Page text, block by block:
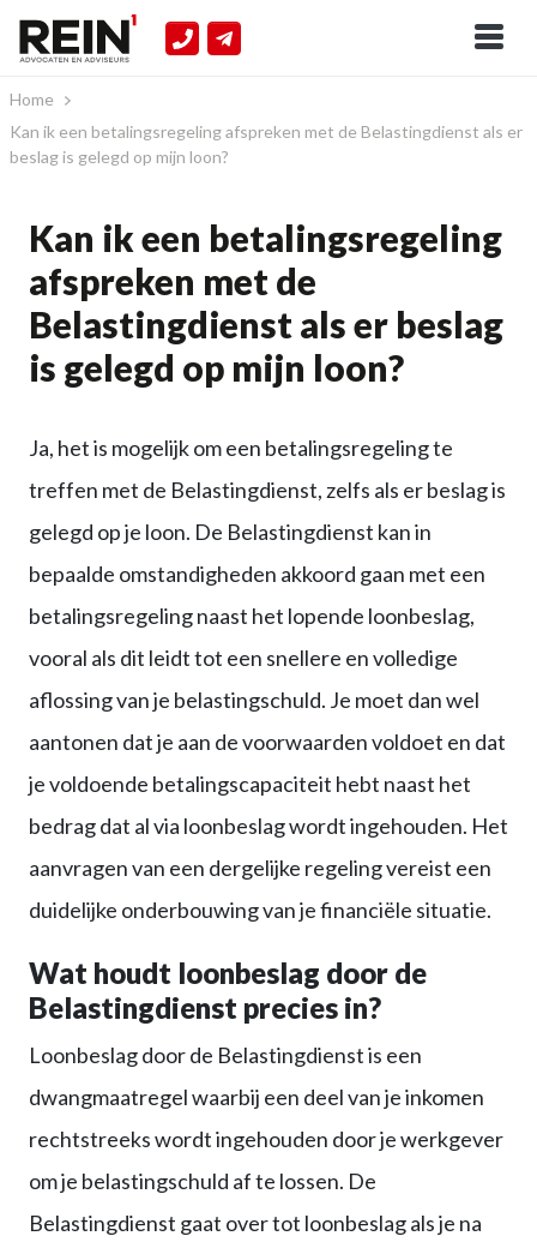
Home
Kan ik een betalingsregeling afspreken met de Belastingdienst als er
beslag is gelegd op mijn loon?
Kan ik een betalingsregeling
afspreken met de
Belastingdienst als er beslag
is gelegd op mijn loon?
Ja, het is mogelijk om een betalingsregeling te
treffen met de Belastingdienst, zelfs als er beslag is
gelegd op je loon. De Belastingdienst kan in
bepaalde omstandigheden akkoord gaan met een
betalingsregeling naast het lopende loonbeslag,
vooral als dit leidt tot een snellere en volledige
aflossing van je belastingschuld. Je moet dan wel
aantonen dat je aan de voorwaarden voldoet en dat
je voldoende betalingscapaciteit hebt naast het
bedrag dat al via loonbeslag wordt ingehouden. Het
aanvragen van een dergelijke regeling vereist een
duidelijke onderbouwing van je financiële situatie.
Wat houdt loonbeslag door de
Belastingdienst precies in?
Loonbeslag door de Belastingdienst is een
dwangmaatregel waarbij een deel van je inkomen
rechtstreeks wordt ingehouden door je werkgever
om je belastingschuld af te lossen. De
Belastingdienst gaat over tot loonbeslag als je na